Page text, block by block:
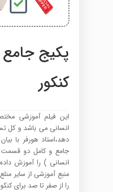
پکیج جامع
کنکور
این فیلم آموزشی
انسانی می باشد و کل
دهد،استاد هورفر با
جامع و کامل دو
انسانی ) را آموزش
منبع آموزشی از سایر
را از صفر تا صد برای